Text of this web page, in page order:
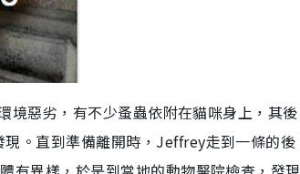
惡劣，有不少蚤蟲依附在貓咪身上，其後
。直到準備離開時，Jeffrey走到一條的後